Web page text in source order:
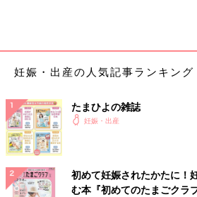
妊娠・出産の人気記事ランキング
たまひよの雑誌
妊娠・出産
初めて妊娠されたかたに！
む本『初めてのたまごクラ